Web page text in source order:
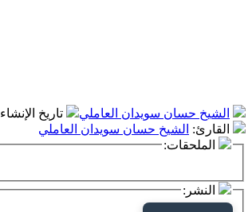
الشيخ حسان سويدان العاملي تاريخ الإنشاء
القارئ: الشيخ حسان سويدان العاملي
الملحقات:
النشر: